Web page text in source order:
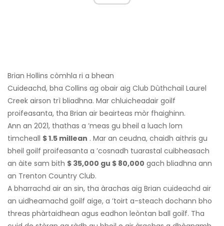
Brian Hollins còmhla ri a bhean
Cuideachd, bha Collins ag obair aig Club Dùthchail Laurel
Creek airson trì bliadhna. Mar chluicheadair goilf
proifeasanta, tha Brian air beairteas mòr fhaighinn.
Ann an 2021, thathas a ’meas gu bheil a luach lom
timcheall $ 1.5 millean . Mar an ceudna, chaidh aithris gu
bheil goilf proifeasanta a ’cosnadh tuarastal cuibheasach
an àite sam bith $ 35,000 gu $ 80,000 gach bliadhna ann
an Trenton Country Club.
A bharrachd air an sin, tha àrachas aig Brian cuideachd air
an uidheamachd goilf aige, a ’toirt a-steach dochann bho
threas phàrtaidhean agus eadhon leòntan ball goilf. Tha